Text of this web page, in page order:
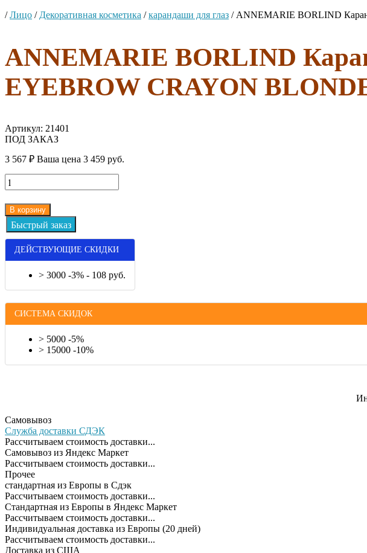
/ Лицо / Декоративная косметика / карандаши для глаз /ANNEMARIE BORLIND
ANNEMARIE BORLIND
EYEBROW CRAYON
Артикул: 21401
ПОД ЗАКАЗ
3 567 ₽ Ваша цена 3 459 руб.
В корзину
ДЕЙСТВУЮЩИЕ СКИДКИ
> 3000 -3% - 108 руб.
СИСТЕМА СКИДОК
> 5000 -5%
> 15000 -10%
Самовывоз
Служба доставки СДЭК
Рассчитываем стоимость доставки...
Самовывоз из Яндекс Маркет
Рассчитываем стоимость доставки...
Прочее
cтандартная из Европы в Сдэк
Рассчитываем стоимость доставки...
Стандартная из Европы в Яндекс Маркет
Рассчитываем стоимость доставки...
Индивидуальная доставка из Европы (20 дней)
Рассчитываем стоимость доставки...
Доставка из США